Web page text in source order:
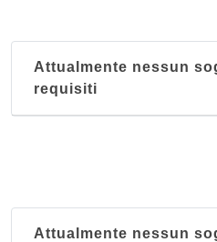
Attualmente nessun
requisiti
Attualmente nessun